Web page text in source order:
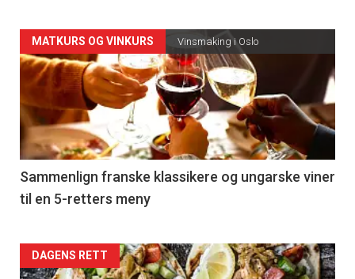
Forsiden
akkurat
nå
-
5
MATKURS OG VINKURS Vinsmaking i Oslo
Sammenlign franske klassikere og ungarske viner
til en 5-retters meny
Forsiden
DAGENS RETT